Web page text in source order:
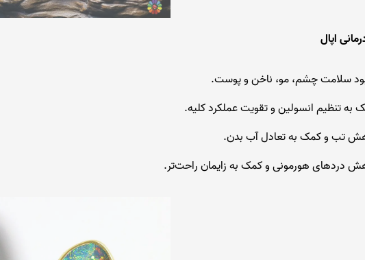
اپال
سلامت چشم، مو، ناخن و پوست.
به تنظیم انسولین و تقویت عملکرد کلیه.
تب و کمک به تعادل آب بدن.
دردهای هورمونی و کمک به زایمان راحت‌تر.